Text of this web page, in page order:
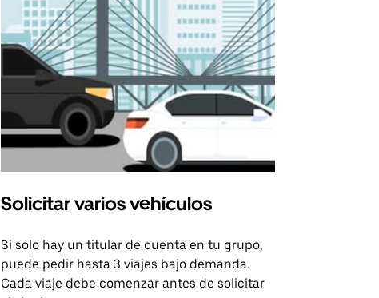
Solicitar varios vehículos
Si solo hay un titular de cuenta en tu grupo,
puede pedir hasta 3 viajes bajo demanda.
Cada viaje debe comenzar antes de solicitar